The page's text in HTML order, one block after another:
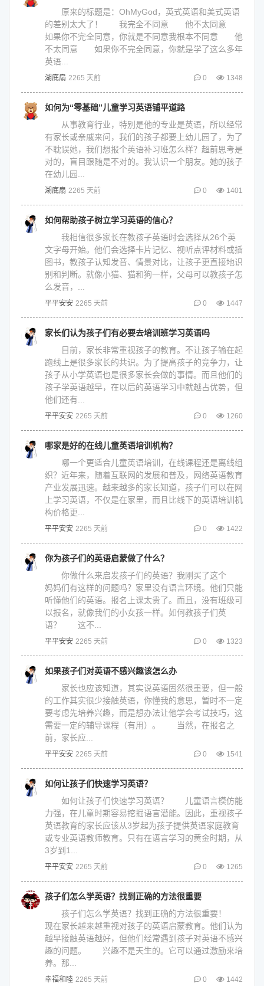
原来的标题是：OhMyGod，英式英语和美式英语
的差别太大了！ 我完全不同意 他不太同意
如果你不完全同意，你就是不同意我根本不同意 他
不太同意 如果你不完全同意，你就是学了这么多年
英语...
湖底扇 2265 天前 0 1348
如何为“零基础”儿童学习英语铺平道路
从事教育行业，特别是他的专业是英语，所以经常
有家长或亲戚来问，我们的孩子都要上幼儿园了，为了
不耽误她，我们想报个英语补习班怎么样？超前思考是
对的，盲目跟随是不对的。我认识一个朋友。她的孩子
在幼儿园...
湖底扇 2265 天前 0 1401
如何帮助孩子树立学习英语的信心？
我相信很多家长在教孩子英语时会选择从26个英
文字母开始。他们会选择卡片记忆、视听点评材料或插
图书，教孩子认知发音、情景对比，让孩子更直接地识
别和判断。就像小猫、猫和狗一样，父母可以教孩子怎
么发音，...
平平安安 2265 天前 0 1447
家长们认为孩子们有必要去培训班学习英语吗
目前，家长非常重视孩子的教育。不让孩子输在起
跑线上是很多家长的共识。为了提高孩子的竞争力，让
孩子从小学英语也是很多家长会做的事情。而且他们的
孩子学英语越早，在以后的英语学习中就越占优势，但
他们还有...
平平安安 2265 天前 0 1260
哪家是好的在线儿童英语培训机构？
哪一个更适合儿童英语培训，在线课程还是离线组
织？近年来，随着互联网的发展和普及，网络英语教育
产业发展迅速。越来越多的家长知道，孩子们可以在网
上学习英语，不仅是在家里，而且比线下的英语培训机
构价格更...
平平安安 2265 天前 0 1422
你为孩子们的英语启蒙做了什么？
你做什么来启发孩子们的英语？我刚买了这个
妈妈们有这样的问题吗？家里没有语言环境。他们只能
听懂他们的英语。报名上课太贵了。而且，没有班级可
以报名，就像我们的小女孩一样。如何教孩子们英
语？ 这不...
平平安安 2265 天前 0 1323
如果孩子们对英语不感兴趣该怎么办
家长也应该知道，其实说英语固然很重要，但一般
的工作其实很少接触英语，你懂我的意思，暂时不一定
要考虑先培养兴趣，而是想办法让他学会考试技巧，这
需要一定的辅导课程（有用）。 当然，在报名之
前，家长应...
平平安安 2265 天前 0 1541
如何让孩子们快速学习英语？
如何让孩子们快速学习英语？ 儿童语言模仿能
力强，在儿童时期容易挖掘语言潜能。因此，重视孩子
英语教育的家长应该从3岁起为孩子提供英语家庭教育
或专业英语教师教育。只有在语言学习的黄金时期，从
3岁到1...
平平安安 2265 天前 0 1265
孩子们怎么学英语？找到正确的方法很重要
​孩子们怎么学英语？找到正确的方法很重要！
现在家长越来越重视对孩子的英语启蒙教育。他们认为
越早接触英语越好，但他们经常遇到孩子对英语不感兴
趣的问题。 兴趣不是天生的。它可以通过激励来培
养。那...
幸福和睦 2265 天前 0 1442